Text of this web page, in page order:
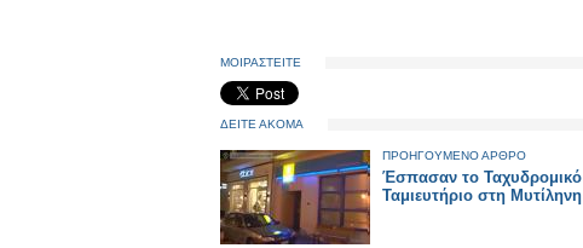
ΜΟΙΡΑΣΤΕΙΤΕ
ΔΕΙΤΕ ΑΚΟΜΑ
ΠΡΟΗΓΟΥΜΕΝΟ ΑΡΘΡΟ
Έσπασαν το Ταχυδρομικό
Ταμιευτήριο στη Μυτίληνη